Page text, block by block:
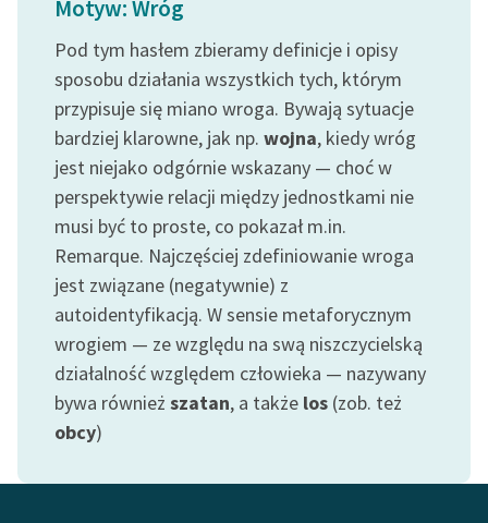
Ręce pełne poezji
Kolekcje edukacyjne
twórców przechodzących
do domeny publicznej,
lektur szkolnych oraz
Starego Testamentu
Odkurzamy bohaterów
Szkoła Poezji Wolnych
Lektur
O nas
Kontakt
O projekcie
Motyw: Wróg
Pod tym hasłem zbieramy definicje i opisy
sposobu działania wszystkich tych, którym
przypisuje się miano wroga. Bywają sytuacje
bardziej klarowne, jak np. wojna, kiedy wróg
jest niejako odgórnie wskazany — choć w
perspektywie relacji między jednostkami nie
musi być to proste, co pokazał m.in.
Remarque. Najczęściej zdefiniowanie wroga
jest związane (negatywnie) z
autoidentyfikacją. W sensie metaforycznym
wrogiem — ze względu na swą niszczycielską
działalność względem człowieka — nazywany
bywa również szatan, a także los (zob. też
obcy)